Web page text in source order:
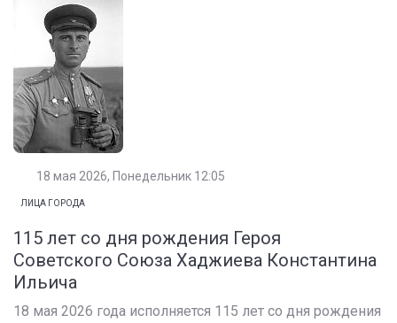
18 мая 2026, Понедельник 12:05
ЛИЦА ГОРОДА
115 лет со дня рождения Героя
Советского Союза Хаджиева Константина
Ильича
18 мая 2026 года исполняется 115 лет со дня рождения